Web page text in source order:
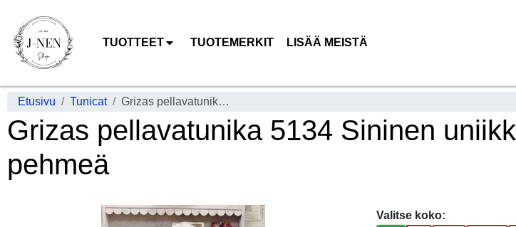
TUOTTEET TUOTEMERKIT LISÄÄ MEISTÄ
Etusivu Tunicat Grizas pellavatunika 5134 Sininen uniikki epätasainen helma todella pehmeä
Grizas pellavatunika 5134 Sininen
pehmeä
Valitse koko: